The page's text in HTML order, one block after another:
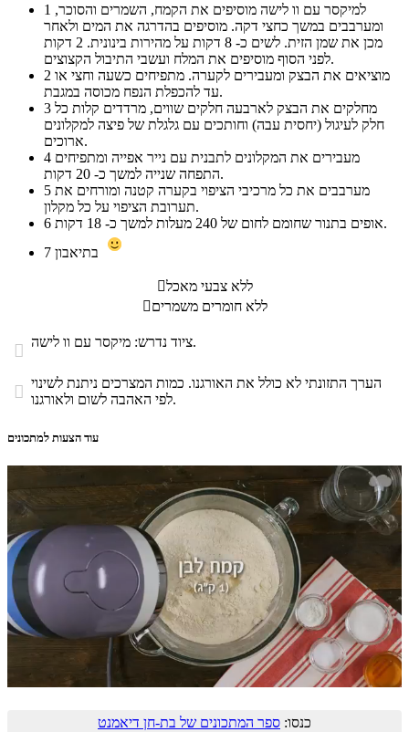
1
ומערבבים במשך כחצי דקה. מוסיפים בהדרגה את המים ולאחר
מכן את שמן הזית. לשים כ- 8 דקות על מהירות בינונית. 2 דקות
לפני הסוף מוסיפים את המלח ועשבי התיבול הקצוצים.
2
עד להכפלת הנפח מכוסה במגבת.
3
חלק לעיגול (יחסית עבה) וחותכים עם גלגלת של פיצה למקלונים
ארוכים.
4
התפחה שנייה למשך כ- 20 דקות.
5
תערובת הציפוי על כל מקלון.
6
אופים בתנור שחומם לחום של 240 מעלות למשך כ- 18 דקות.
7
ללא צבעי מאכל
ללא חומרים משמרים
 ציוד נדרש: מיקסר עם וו לישה.
 הערך התזונתי לא כולל את האורגנו. כמות המצרכים ניתנת לשינוי
לפי האהבה לשום ולאורגנו.
עוד הצעות למתכונים
כנסו: ספר המתכונים של בת-חן דיאמנט